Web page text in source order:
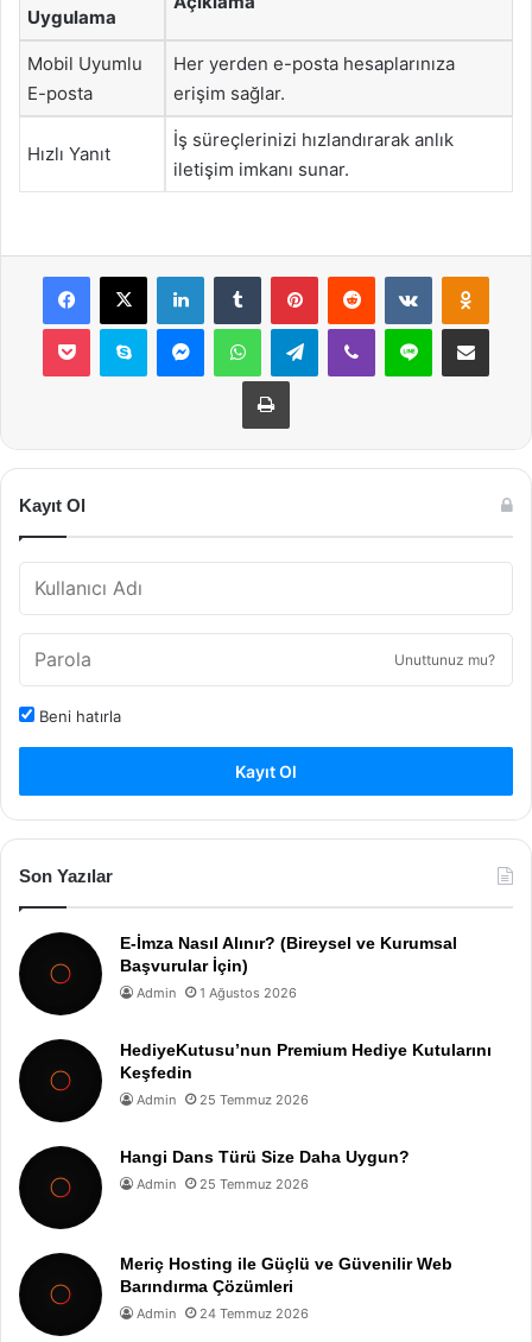
Uygulama
Mobil Uyumlu
E-posta
Her yerden e-posta hesaplarınıza
erişim sağlar.
Hızlı Yanıt
İş süreçlerinizi hızlandırarak anlık
iletişim imkanı sunar.
Facebook
X LinkedInTumblr PinterestReddit VKontakte
Pocket Skype MessengerWhatsAppTelegramViber Line E-Posta ile
Yazdır
Kayıt Ol
Unuttunuz mu?
Beni hatırla
Kayıt Ol
Son Yazılar
E-İmza Nasıl Alınır? (Bireysel ve Kurumsal
Başvurular İçin)
Admin 1 Ağustos 2026
HediyeKutusu’nun Premium Hediye Kutularını
Keşfedin
Admin 25 Temmuz 2026
Hangi Dans Türü Size Daha Uygun?
Admin 25 Temmuz 2026
Meriç Hosting ile Güçlü ve Güvenilir Web
Barındırma Çözümleri
Admin 24 Temmuz 2026